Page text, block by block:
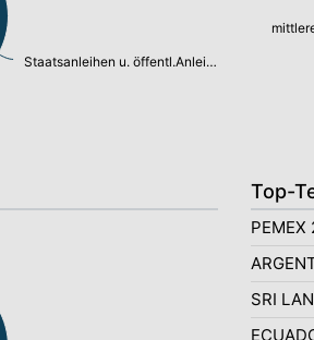
Staatsanleihen u. öffentl.Anleihen: 57,66%
Top-
PEMEX
SRI